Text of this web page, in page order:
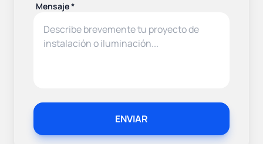
Mensaje *
ENVIAR